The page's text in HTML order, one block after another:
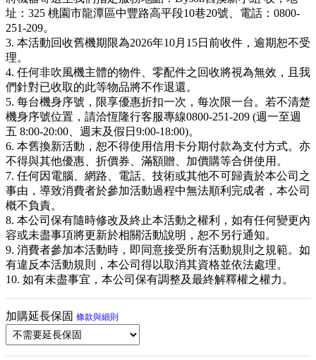
址：325 桃園市龍潭區中豐路高平段10巷20號、電話：0800-
251-209。
3. 本活動回收舊機期限為2026年10月15日前收件，逾期恕不受
理。
4. 任何非吹風機主體的物件、零配件之回收將視為無效，且我
們針對已收取的此等物品將不作退還。
5. 每台機身序號，限享優惠折扣一次，每次限一台。若不清楚
機身序號位置，請洽恆隆行客服專線0800-251-209 (週一至週
五 8:00-20:00、週末及假日9:00-18:00)。
6. 本舊換新活動，恕不得使用信用卡分期付款為支付方式。亦
不得與其他優惠、折價券、滿額贈、加價購等合併使用。
7. 任何因電腦、網路、電話、技術或其他不可歸責於本公司之
事由，導致消費者於參加活動過程中無法順利完成者，本公司
概不負責。
8. 本公司保有隨時修改及終止本活動之權利，如有任何變更內
容或未盡事項將更新於相關活動說明，恕不另行通知。
9. 消費者參加本活動時，即同意接受所有活動規則之規範。如
有違反本活動規則，本公司得以取消其資格並依法處理。
10. 如有未盡事宜，本公司保有調整及最終解釋權之權力。
加購延長保固 條款與細則